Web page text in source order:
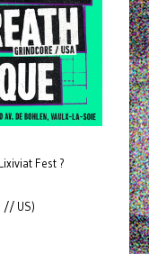
Fest ?
// US)